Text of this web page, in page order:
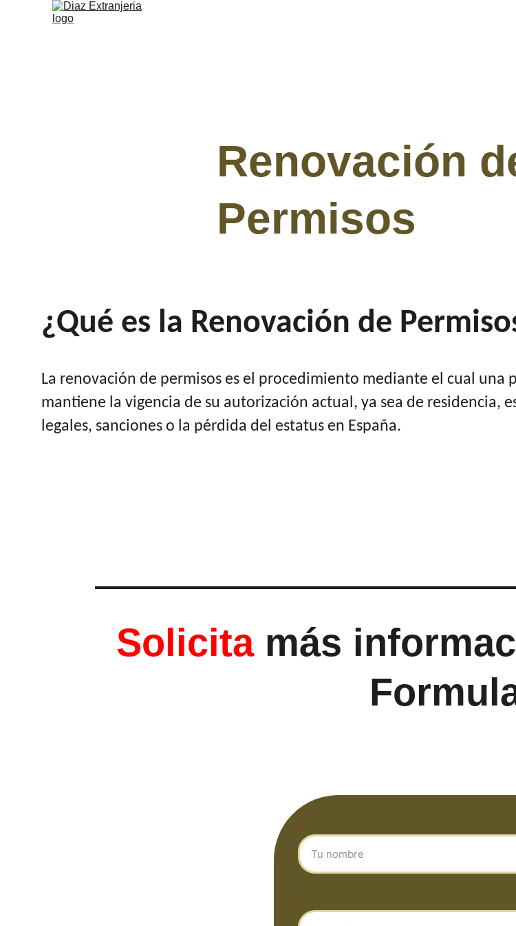
Renovación
Permisos
¿Qué es la Renovación de
La renovación de permisos es el procedimiento mediante el cual una
mantiene la vigencia de su autorización actual, ya sea de
legales, sanciones o la pérdida del estatus en España.
Solicita más
*
*